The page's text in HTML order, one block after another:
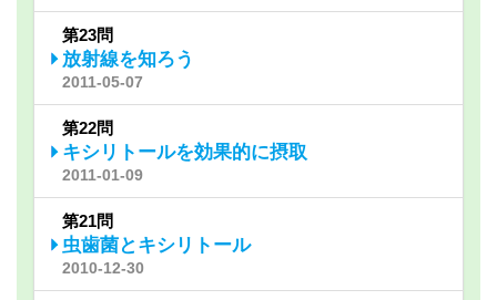
第23問
放射線を知ろう
2011-05-07
第22問
キシリトールを効果的に摂取
2011-01-09
第21問
虫歯菌とキシリトール
2010-12-30